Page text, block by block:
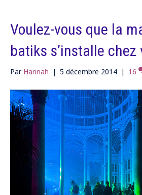
Voulez-vous que la
batiks s’installe chez
Par Hannah | 5 décembre 2014 | 16